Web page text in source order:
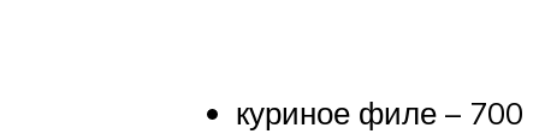
куриное филе – 700